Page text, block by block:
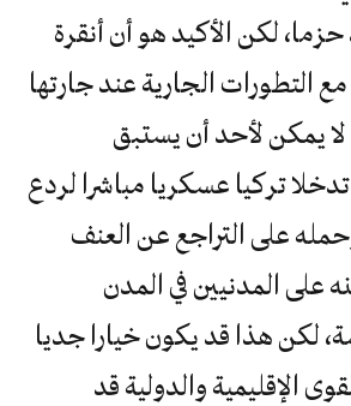
لكن الأكيد هو أن أنقرة
التطورات الجارية عند جارتها
يمكن لأحد أن يستبق
تركيا عسكريا مباشرا لردع
على التراجع عن العنف
على المدنيين في المدن
لكن هذا قد يكون خيارا جديا
الإقليمية والدولية قد